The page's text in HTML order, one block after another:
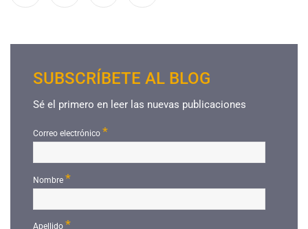
SUBSCRÍBETE AL BLOG
Sé el primero en leer las nuevas publicaciones
Correo electrónico *
Nombre*
Apellido *